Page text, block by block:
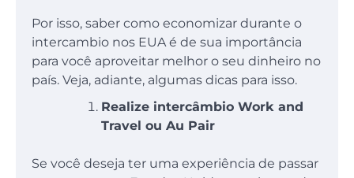
Por isso, saber como economizar durante o
intercambio nos EUA é de sua importância
para você aproveitar melhor o seu dinheiro no
país. Veja, adiante, algumas dicas para isso.
Realize intercâmbio Work and
Travel ou Au Pair
Se você deseja ter uma experiência de passar